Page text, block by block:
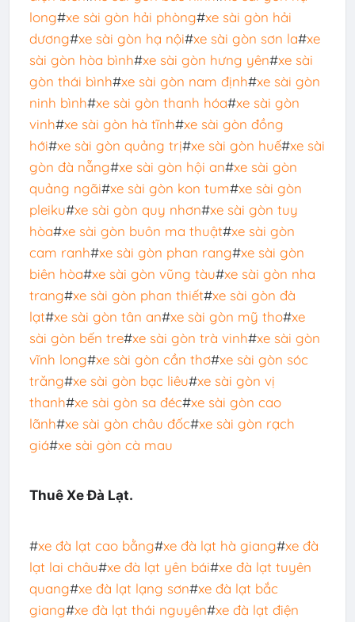
long#xe sài gòn hải phòng#xe sài gòn hải
dương#xe sài gòn hạ nội#xe sài gòn sơn la#xe
sài gòn hòa bình#xe sài gòn hưng yên#xe sài
gòn thái bình#xe sài gòn nam định#xe sài gòn
ninh bình#xe sài gòn thanh hóa#xe sài gòn
vinh#xe sài gòn hà tĩnh#xe sài gòn đồng
hới#xe sài gòn quảng trị#xe sài gòn huế#xe sài
gòn đà nẵng#xe sài gòn hội an#xe sài gòn
quảng ngãi#xe sài gòn kon tum#xe sài gòn
pleiku#xe sài gòn quy nhơn#xe sài gòn tuy
hòa#xe sài gòn buôn ma thuật#xe sài gòn
cam ranh#xe sài gòn phan rang#xe sài gòn
biên hòa#xe sài gòn vũng tàu#xe sài gòn nha
trang#xe sài gòn phan thiết#xe sài gòn đà
lạt#xe sài gòn tân an#xe sài gòn mỹ tho#xe
sài gòn bến tre#xe sài gòn trà vinh#xe sài gòn
vĩnh long#xe sài gòn cần thơ#xe sài gòn sóc
trăng#xe sài gòn bạc liêu#xe sài gòn vị
thanh#xe sài gòn sa đéc#xe sài gòn cao
lãnh#xe sài gòn châu đốc#xe sài gòn rạch
giá#xe sài gòn cà mau
Thuê Xe Đà Lạt.
#xe đà lạt cao bằng#xe đà lạt hà giang#xe đà
lạt lai châu#xe đà lạt yên bái#xe đà lạt tuyên
quang#xe đà lạt lạng sơn#xe đà lạt bắc
giang#xe đà lạt thái nguyên#xe đà lạt điện